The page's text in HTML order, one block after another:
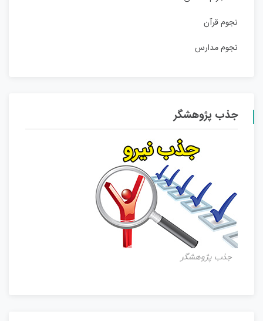
نجوم قرآن
نجوم مدارس
جذب پژوهشگر
جذب پژوهشگر